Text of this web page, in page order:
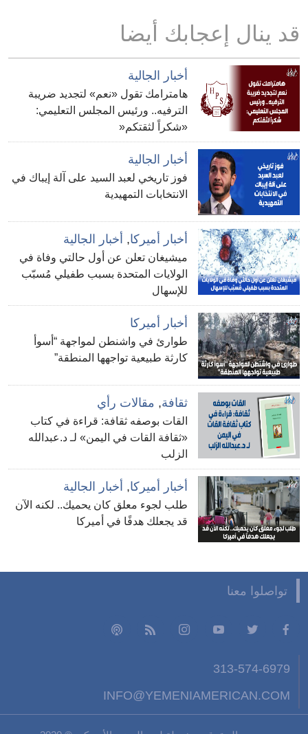
قد ينال إعجابك أيضا
أخبار الجالية
هامترامك تقول «نعم» لتجديد ضريبة
الترفيه.. ورئيس المجلس التعليمي:
«شكراً لثقتكم«
أخبار الجالية
فوز تاريخي لعبد السيد على آلة إيباك في
الانتخابات التمهيدية
أخبار أميركا, أخبار الجالية
ميشيغان تعلن عن أول حالتي وفاة في
الولايات المتحدة بسبب طفيلي مُسبّب
للإسهال
أخبار أميركا
طوارئ في واشنطن لمواجهة “أسوأ
كارثة طبيعية تواجهها المنطقة”
ثقافة, مقالات رأي
القات بوصفه ثقافة: قراءة في كتاب
«ثقافة القات في اليمن» لـ د.عبدالله
الزلب
أخبار أميركا, أخبار الجالية
طلب لجوء معلق كان يحميك.. لكنه الآن
قد يجعلك هدفًا في أميركا
تواصلوا معنا
313-574-6979
INFO@YEMENIAMERICAN.COM